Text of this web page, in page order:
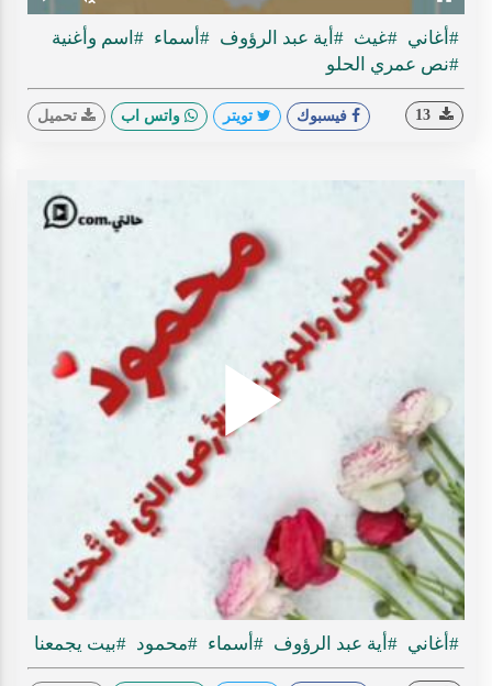
Time #أغاني #غيث #أية عبد الرؤوف #أسماء #اسم وأغنية
#نص عمري الحلو
فيسبوك تويتر واتس اب تحميل
Play
#أغاني #أية عبد الرؤوف #أسماء #محمود #بيت يجمعنا